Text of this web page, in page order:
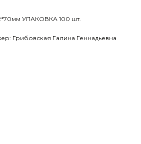
УПАКОВКА 100 шт.
Грибовская Галина Геннадьевна